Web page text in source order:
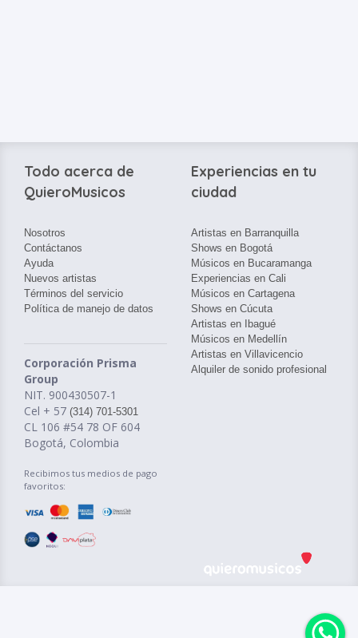
Todo acerca de
QuieroMusicos
Nosotros
Contáctanos
Ayuda
Nuevos artistas
Términos del servicio
Política de manejo de datos
Corporación Prisma
Group
NIT. 900430507-1
Cel + 57 (314) 701-5301
CL 106 #54 78 OF 604
Bogotá, Colombia
Recibimos tus medios de pago
favoritos:
Experiencias en tu
ciudad
Artistas en Barranquilla
Shows en Bogotá
Músicos en Bucaramanga
Experiencias en Cali
Músicos en Cartagena
Shows en Cúcuta
Artistas en Ibagué
Músicos en Medellín
Artistas en Villavicencio
Alquiler de sonido profesional